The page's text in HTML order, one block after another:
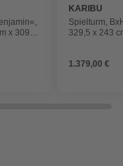
x 309
KARIBU
Spielturm,
329,5 x 243
1.379,00 €